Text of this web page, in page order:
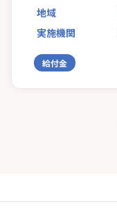
地域
実施機関
給付金